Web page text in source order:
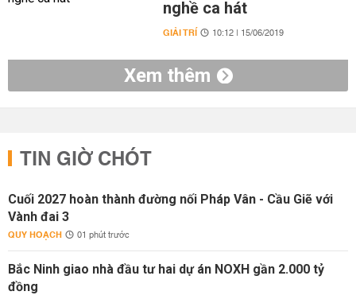
nghề ca hát
GIẢI TRÍ 10:12 | 15/06/2019
Xem thêm
TIN GIỜ CHÓT
Cuối 2027 hoàn thành đường nối Pháp Vân - Cầu Giẽ với
Vành đai 3
QUY HOẠCH 01 phút trước
Bắc Ninh giao nhà đầu tư hai dự án NOXH gần 2.000 tỷ
đồng